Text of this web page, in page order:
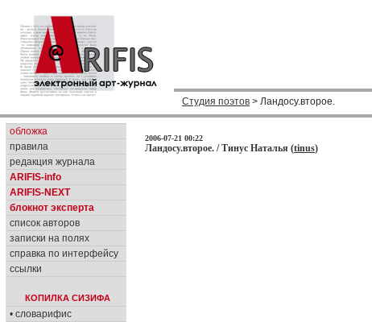
Студия поэтов > Ландосу.второе.
обложка
правила
редакция журнала
ARIFIS-info
ARIFIS-NEXT
блокнот эксперта
список авторов
записки на полях
справка по интерфейсу
ссылки
КОПИЛКА СИЗИФА
• словарифис
2006-07-21 00:22
Ландосу.второе. / Тинус Наталья (tinus)